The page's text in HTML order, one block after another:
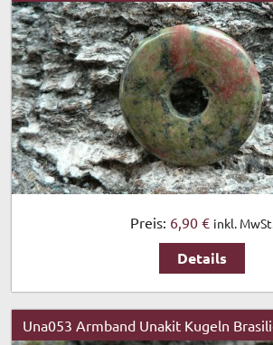
Preis: 6,90 € inkl.
Details
Una053 Armband Unakit Kugeln